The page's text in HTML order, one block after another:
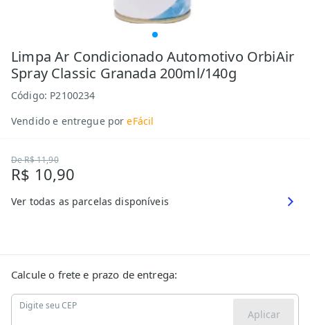
Limpa Ar Condicionado Automotivo OrbiAir
Spray Classic Granada 200ml/140g
Código: P2100234
Vendido e entregue por eFácil
DeR$ 11,90
R$ 10,90
Ver todas as parcelas disponíveis
Calcule o frete e prazo de entrega:
Digite seu CEP
Aplicar